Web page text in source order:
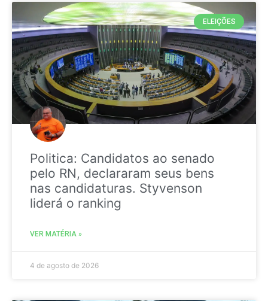
ELEIÇÕES
Politica: Candidatos ao senado
pelo RN, declararam seus bens
nas candidaturas. Styvenson
liderá o ranking
VER MATÉRIA »
4 de agosto de 2026